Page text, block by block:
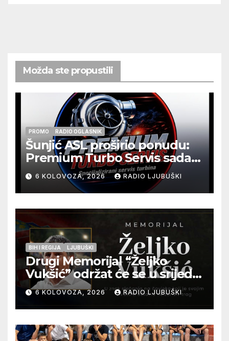
Možda ste propustili
PROMO RADIO OGLASNIK
Šunjić ASL proširio ponudu:
Premium Turbo Servis sada
na jednoj adresi u Ljubuškom
6 KOLOVOZA, 2026 RADIO LJUBUŠKI
BIH I REGIJA LJUBUŠKI
Drugi Memorijal “Željko
Vukšić” održat će se u srijedu
12. kolovoza u Otoku
6 KOLOVOZA, 2026 RADIO LJUBUŠKI